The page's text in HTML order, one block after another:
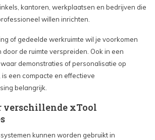
kantoren, werkplaatsen en bedrijven die
willen inrichten.
of gedeelde werkruimte wil je voorkomen
door de ruimte verspreiden. Ook in een
demonstraties of personalisatie op
een compacte en effectieve
belangrijk.
verschillende xTool
kunnen worden gebruikt in